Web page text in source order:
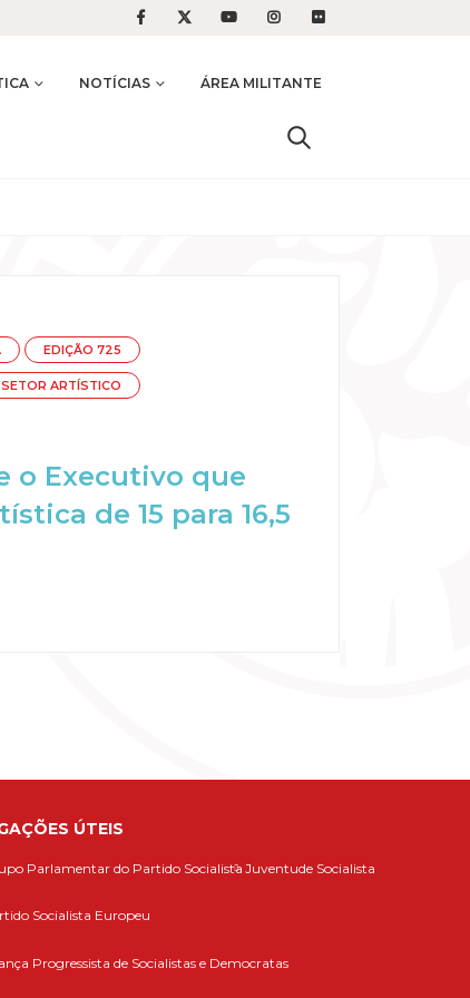
NOTÍCIAS ÁREA MILITANTE
EDIÇÃO 725
SETOR ARTÍSTICO
o Executivo que
de 15 para 16,5
ÚTEIS
Parlamentar do Partido Socialista Juventude Socialista
Socialista Europeu
Progressista de Socialistas e Democratas